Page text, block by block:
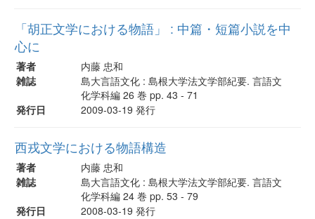
「胡正文学における物語」 : 中篇・短篇小説を中
心に
著者
内藤 忠和
雑誌
島大言語文化 : 島根大学法文学部紀要. 言語文
化学科編 26 巻 pp. 43 - 71
発行日
2009-03-19 発行
西戎文学における物語構造
著者
内藤 忠和
雑誌
島大言語文化 : 島根大学法文学部紀要. 言語文
化学科編 24 巻 pp. 53 - 79
発行日
2008-03-19 発行